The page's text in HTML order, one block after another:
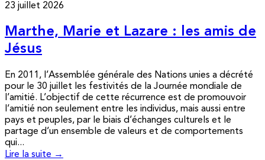
23 juillet 2026
Marthe, Marie et Lazare : les amis de
Jésus
En 2011, l’Assemblée générale des Nations unies a décrété
pour le 30 juillet les festivités de la Journée mondiale de
l’amitié. L’objectif de cette récurrence est de promouvoir
l’amitié non seulement entre les individus, mais aussi entre
pays et peuples, par le biais d’échanges culturels et le
partage d’un ensemble de valeurs et de comportements
qui...
Lire la suite →